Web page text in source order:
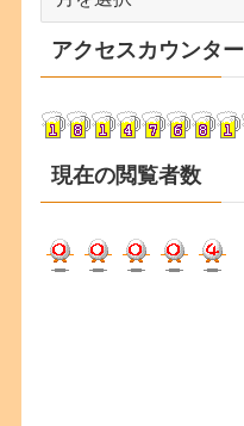
カ
イ
アクセスカウンター
現在の閲覧者数